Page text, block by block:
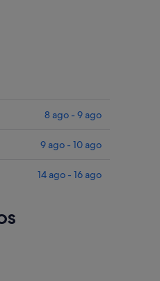
8 ago - 9 ago
9 ago - 10 ago
14 ago - 16 ago